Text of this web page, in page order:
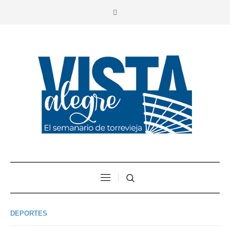
DEPORTES